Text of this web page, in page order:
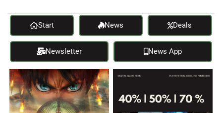
Start News Deals
Newsletter News App